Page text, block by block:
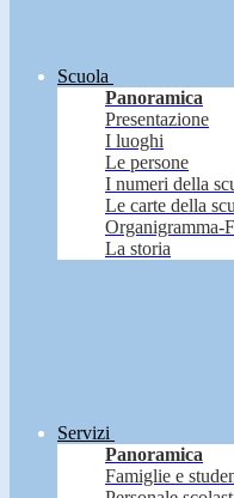
Scuola
Panoramica
Presentazione
I luoghi
Le persone
I numeri della
Le carte della
Organigramma-
La storia
Servizi
Panoramica
Famiglie e